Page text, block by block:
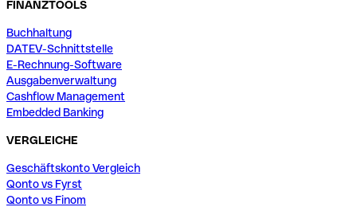
FINANZTOOLS
Buchhaltung
DATEV-Schnittstelle
E-Rechnung-Software
Ausgabenverwaltung
Cashflow Management
Embedded Banking
VERGLEICHE
Geschäftskonto Vergleich
Qonto vs Fyrst
Qonto vs Finom